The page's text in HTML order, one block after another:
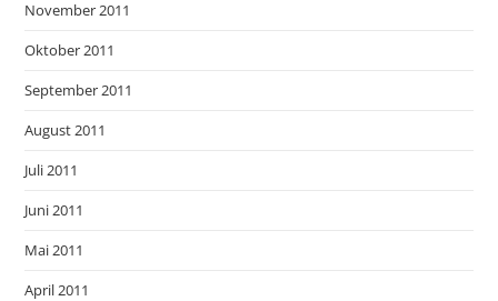
November 2011
Oktober 2011
September 2011
August 2011
Juli 2011
Juni 2011
Mai 2011
April 2011